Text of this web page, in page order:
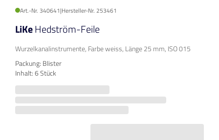
Art.-Nr. 340641|Hersteller-Nr. 253461
LiKeHedström-Feile
Wurzelkanalinstrumente, Farbe weiss, Länge 25 mm, ISO 015
Packung: Blister
Inhalt: 6 Stück